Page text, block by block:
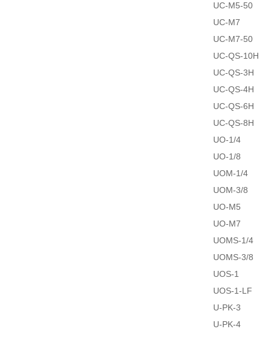
UC-M5-50
UC-M7
UC-M7-50
UC-QS-10H
UC-QS-3H
UC-QS-4H
UC-QS-6H
UC-QS-8H
UO-1/4
UO-1/8
UOM-1/4
UOM-3/8
UO-M5
UO-M7
UOMS-1/4
UOMS-3/8
UOS-1
UOS-1-LF
U-PK-3
U-PK-4